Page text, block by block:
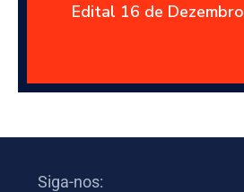
Edital 16 de Dezembro
Siga-nos: